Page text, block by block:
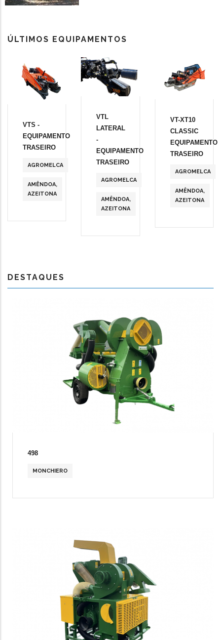
ÚLTIMOS EQUIPAMENTOS
VTS -
EQUIPAMENTO
TRASEIRO
AGROMELCA
AMÊNDOA,
AZEITONA
VTL
LATERAL
-
EQUIPAMENTO
TRASEIRO
AGROMELCA
AMÊNDOA,
AZEITONA
VT-XT10
CLASSIC
EQUIPAMENTO
TRASEIRO
AGROMELCA
AMÊNDOA,
AZEITONA
DESTAQUES
498
MONCHIERO